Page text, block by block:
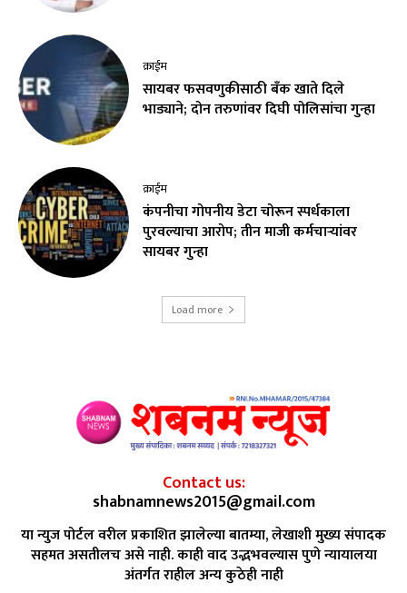
क्राईम
सायबर फसवणुकीसाठी बँक खाते दिले
भाड्याने; दोन तरुणांवर दिघी पोलिसांचा गुन्हा
क्राईम
कंपनीचा गोपनीय डेटा चोरून स्पर्धकाला
पुरवल्याचा आरोप; तीन माजी कर्मचाऱ्यांवर
सायबर गुन्हा
Load more
Contact us:
shabnamnews2015@gmail.com
या न्युज पोर्टल वरील प्रकाशित झालेल्या बातम्या, लेखाशी मुख्य संपादक
सहमत असतीलच असे नाही. काही वाद उद्भभवल्यास पुणे न्यायालया
अंतर्गत राहील अन्य कुठेही नाही